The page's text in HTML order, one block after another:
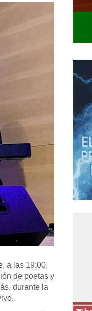
a las 19:00,
de poetas y
durante la